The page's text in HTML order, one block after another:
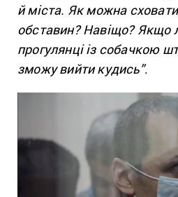
й міста. Як можна
обставин? Навіщо? Якщо
прогулянці із собачкою
зможу вийти кудись”.